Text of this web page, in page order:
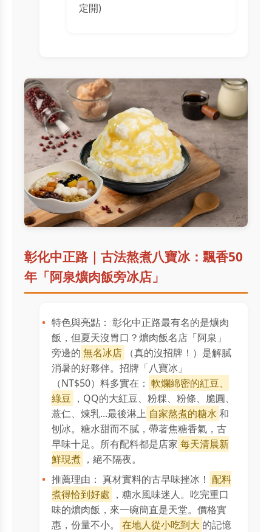
定開)
彰化中正路｜古法熬煮八寶冰：飄香50
年「阿泉爌肉飯旁冰店」
特色與亮點： 彰化中正路最有名的是爌肉
飯，但夏天沒胃口？爌肉飯名店「阿泉」
旁邊的 無名冰店
（真的沒招牌！）是解膩
消暑的好夥伴。招牌「八寶冰」
（NT$50）料多實在： 軟爛綿密的紅豆、
綠豆 ，QQ的大紅豆、粉粿、粉條、脆圓、
薏仁、煉乳...最後淋上 自家熬煮的糖水 和
刨冰。糖水甜而不膩，帶著焦糖香氣，古
早味十足。所有配料都是店家 每天清晨新
鮮現煮 ，絕不隔夜。
推薦理由： 真材實料的古早味挫冰！ 配料
煮得恰到好處 ，糖水風味迷人。吃完重口
味的爌肉飯，來一碗簡直是天堂。價格實
惠，份量不小。
在地人從小吃到大 的記憶